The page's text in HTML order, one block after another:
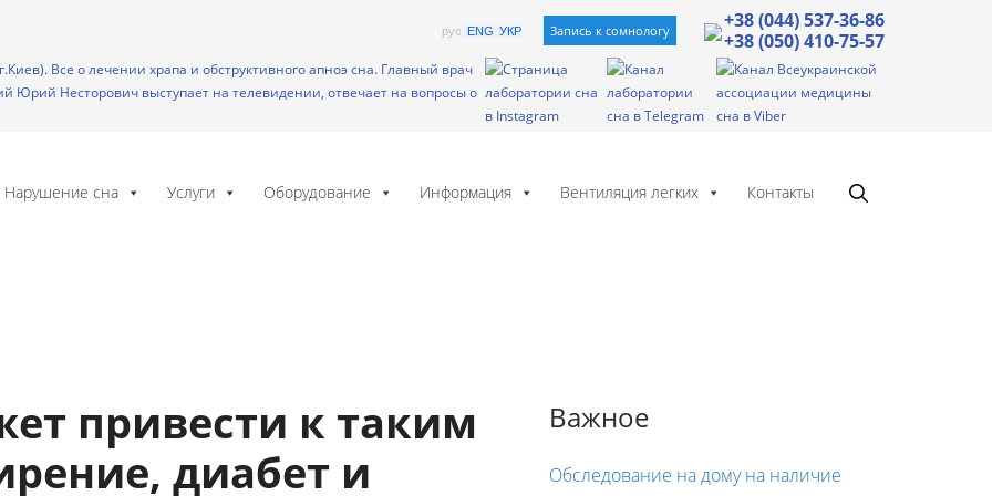
рус ENG УКР Запись к сомнологу
+38 (044) 537-36-86
+38 (050) 410-75-57
Нарушение сна Услуги Оборудование Информация Вентиляция легких Контакты
привести к таким
диабет и
Важное
Обследование на дому на наличие